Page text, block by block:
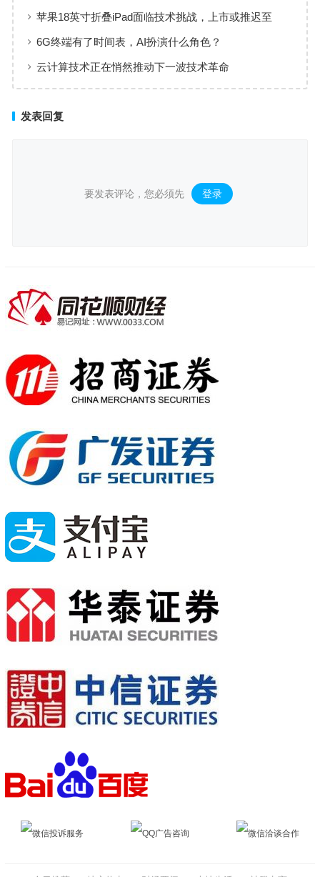
苹果18英寸折叠iPad面临技术挑战，上市或推迟至
2029年后
6G终端有了时间表，AI扮演什么角色？
云计算技术正在悄然推动下一波技术革命
发表回复
要发表评论，您必须先 登录 。
微信投诉服务 QQ广告咨询 微信洽谈合作